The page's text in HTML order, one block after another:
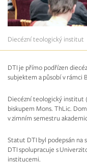
Diecézní teologický institut
DTI je přímo podřízen
subjektem a působí v rámci
Diecézní teologický institut
biskupem Mons. ThLic.
v zimním semestru
Statut DTI byl podepsán na
DTI spolupracuje s
institucemi.